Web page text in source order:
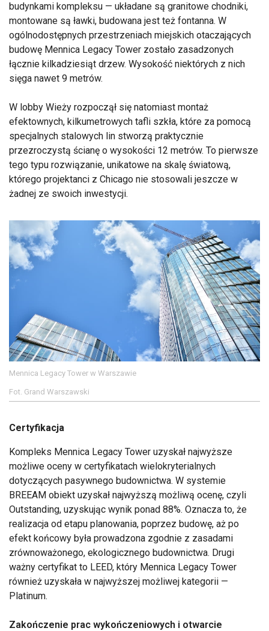
budynkami kompleksu — układane są granitowe chodniki,
montowane są ławki, budowana jest też fontanna. W
ogólnodostępnych przestrzeniach miejskich otaczających
budowę Mennica Legacy Tower zostało zasadzonych
łącznie kilkadziesiąt drzew. Wysokość niektórych z nich
sięga nawet 9 metrów.
W lobby Wieży rozpoczął się natomiast montaż
efektownych, kilkumetrowych tafli szkła, które za pomocą
specjalnych stalowych lin stworzą praktycznie
przezroczystą ścianę o wysokości 12 metrów. To pierwsze
tego typu rozwiązanie, unikatowe na skalę światową,
którego projektanci z Chicago nie stosowali jeszcze w
żadnej ze swoich inwestycji.
Mennica Legacy Tower w Warszawie
Fot. Grand Warszawski
Certyfikacja
Kompleks Mennica Legacy Tower uzyskał najwyższe
możliwe oceny w certyfikatach wielokryterialnych
dotyczących pasywnego budownictwa. W systemie
BREEAM obiekt uzyskał najwyższą możliwą ocenę, czyli
Outstanding, uzyskując wynik ponad 88%. Oznacza to, że
realizacja od etapu planowania, poprzez budowę, aż po
efekt końcowy była prowadzona zgodnie z zasadami
zrównoważonego, ekologicznego budownictwa. Drugi
ważny certyfikat to LEED, który Mennica Legacy Tower
również uzyskała w najwyższej możliwej kategorii —
Platinum.
Zakończenie prac wykończeniowych i otwarcie